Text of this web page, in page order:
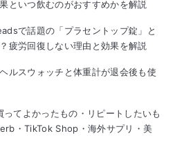
といつ飲むのがおすすめかを解説
で話題の「プラセントップ錠」と
疲労回復しない理由と効果を解説
ルスウォッチと体重計が退会後も使
ってよかったもの・リピートしたいも
・TikTok Shop・海外サプリ・美